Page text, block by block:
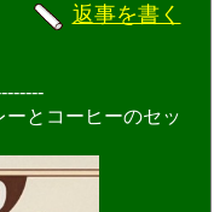
返事を書く
とコーヒーのセッ